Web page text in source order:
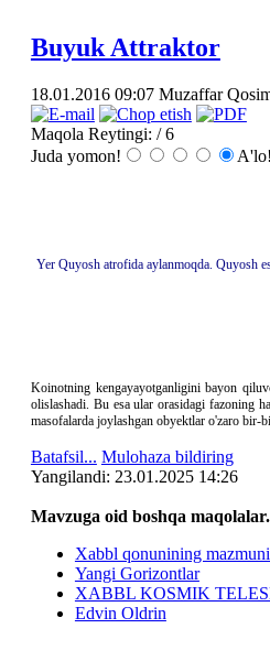
Buyuk Attraktor
18.01.2016 09:07 Muzaffar
Maqola Reytingi: / 6
Juda yomon!
A'lo!
Yer Quyosh atrofida aylanmoqda. Quyosh
Koinotning kengayayotganligini bayon
olislashadi. Bu esa ular orasidagi fazoning
masofalarda joylashgan obyektlar o'zaro bir-
Batafsil... Mulohaza bildiring
Yangilаndi: 23.01.2025 14:26
Mavzuga oid boshqa
Xabbl qonunining
Yangi Gorizontlar
XABBL KOSMIK
Edvin Oldrin